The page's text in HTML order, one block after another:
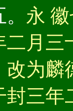
永
二月
改为麟
封三年